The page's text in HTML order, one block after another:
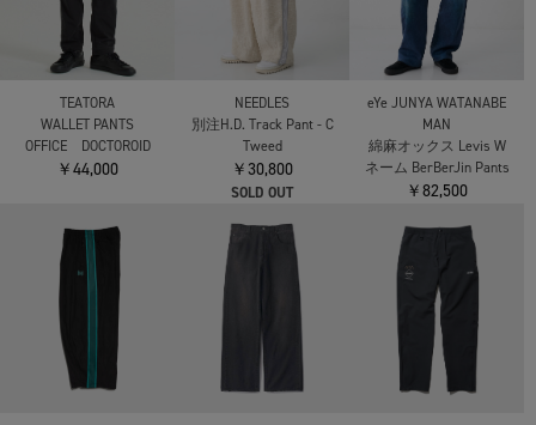
TEATORA
WALLET PANTS
OFFICE DOCTOROID
￥44,000
NEEDLES
別注H.D. Track Pant - C
Tweed
￥30,800
SOLD OUT
eYe JUNYA WATANABE
MAN
綿麻オックス Levis W
ネーム BerBerJin Pants
￥82,500